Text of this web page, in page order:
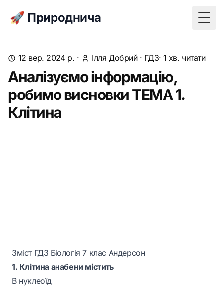
🚀 Природнича
12 вер. 2024 р. · Ілля Добрий· ГДЗ· 1 хв. читати
Аналізуємо інформацію,
робимо висновки ТЕМА 1.
Клітина
Зміст ГДЗ Біологія 7 клас Андерсон
1. Клітина анабени містить
В нуклеоїд